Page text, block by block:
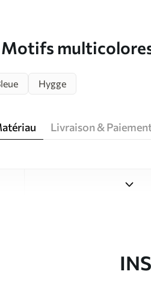
Hygge
Livraison &
Studio de design Uwalls